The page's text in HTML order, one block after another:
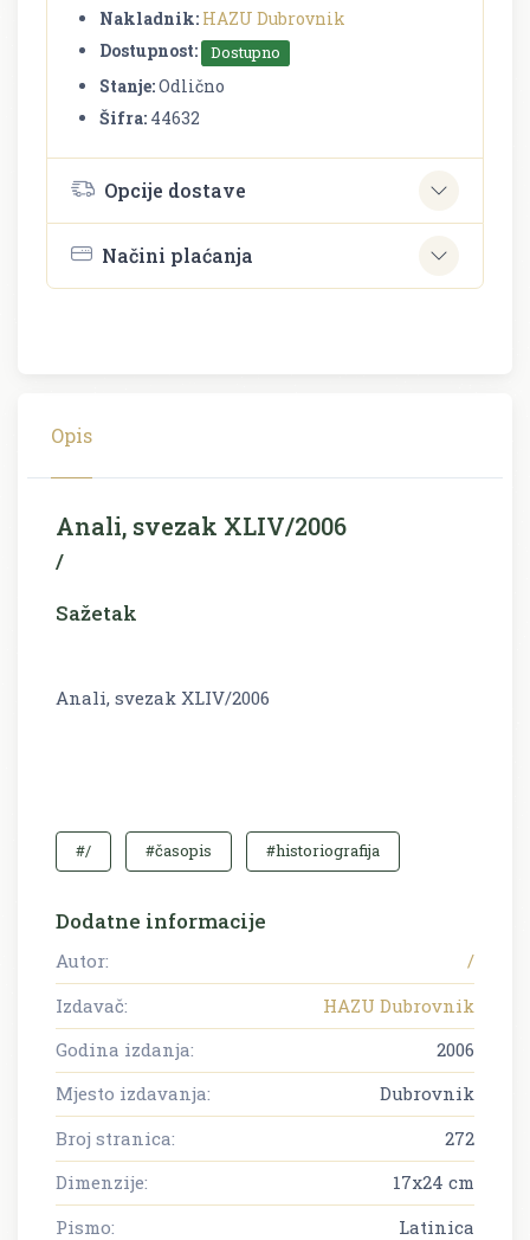
Nakladnik: HAZU Dubrovnik
Dostupnost:
Dostupno
Stanje:Odlično
Šifra: 44632
Opcije dostave
Načini plaćanja
Opis
Anali, svezak XLIV/2006
/
Sažetak
Anali, svezak XLIV/2006
#/ #časopis #historiografija
Dodatne informacije
Autor:
/
Izdavač:
HAZU Dubrovnik
Godina izdanja:
2006
Mjesto izdavanja:
Dubrovnik
Broj stranica:
272
Dimenzije:
17x24 cm
Pismo:
Latinica